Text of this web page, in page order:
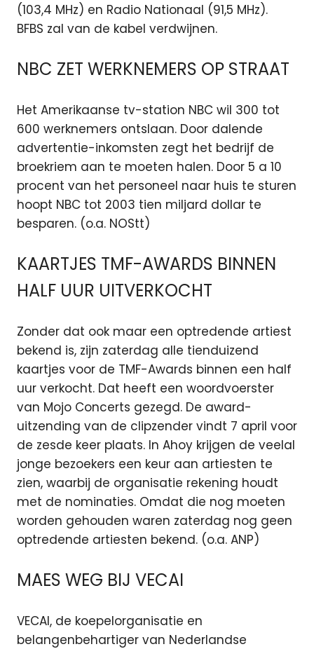
(103,4 MHz) en Radio Nationaal (91,5 MHz).
BFBS zal van de kabel verdwijnen.
NBC ZET WERKNEMERS OP STRAAT
Het Amerikaanse tv-station NBC wil 300 tot
600 werknemers ontslaan. Door dalende
advertentie-inkomsten zegt het bedrijf de
broekriem aan te moeten halen. Door 5 a 10
procent van het personeel naar huis te sturen
hoopt NBC tot 2003 tien miljard dollar te
besparen. (o.a. NOStt)
KAARTJES TMF-AWARDS BINNEN
HALF UUR UITVERKOCHT
Zonder dat ook maar een optredende artiest
bekend is, zijn zaterdag alle tienduizend
kaartjes voor de TMF-Awards binnen een half
uur verkocht. Dat heeft een woordvoerster
van Mojo Concerts gezegd. De award-
uitzending van de clipzender vindt 7 april voor
de zesde keer plaats. In Ahoy krijgen de veelal
jonge bezoekers een keur aan artiesten te
zien, waarbij de organisatie rekening houdt
met de nominaties. Omdat die nog moeten
worden gehouden waren zaterdag nog geen
optredende artiesten bekend. (o.a. ANP)
MAES WEG BIJ VECAI
VECAI, de koepelorganisatie en
belangenbehartiger van Nederlandse